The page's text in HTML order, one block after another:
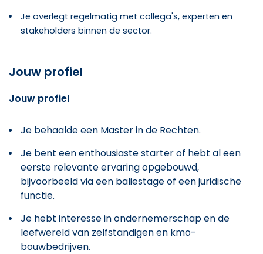
Je overlegt regelmatig met collega's, experten en
stakeholders binnen de sector.
Jouw profiel
Jouw profiel
Je behaalde een Master in de Rechten.
Je bent een enthousiaste starter of hebt al een
eerste relevante ervaring opgebouwd,
bijvoorbeeld via een baliestage of een juridische
functie.
Je hebt interesse in ondernemerschap en de
leefwereld van zelfstandigen en kmo-
bouwbedrijven.